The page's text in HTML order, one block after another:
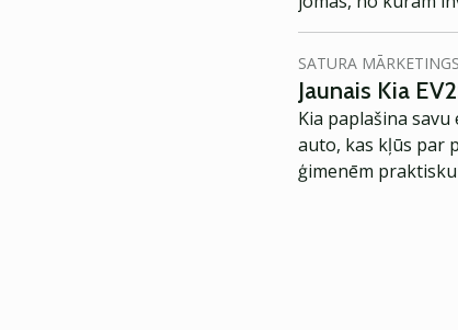
vērtspapīrus
SATURA MĀRKETINGS
Jaunais Kia
Kia paplašina
auto, kas kļūs par
ģimenēm